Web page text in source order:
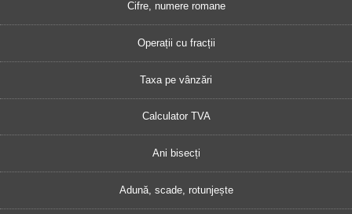
Cifre, numere romane
Operații cu fracții
Taxa pe vânzări
Calculator TVA
Ani bisecți
Adună, scade, rotunjește